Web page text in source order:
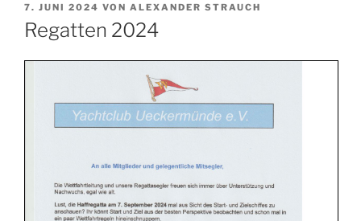
VERÖFFENTLICHT
AM
7. JUNI 2024 VON ALEXANDER STRAUCH
Regatten 2024